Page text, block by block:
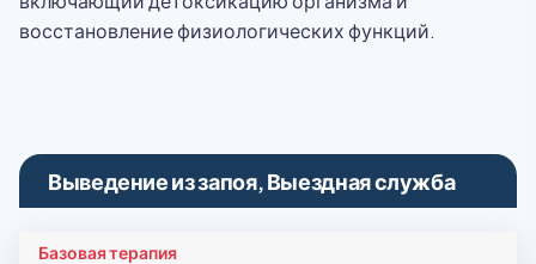
восстановление физиологических функций.
Выведение из запоя, Выездная служба
Базовая терапия